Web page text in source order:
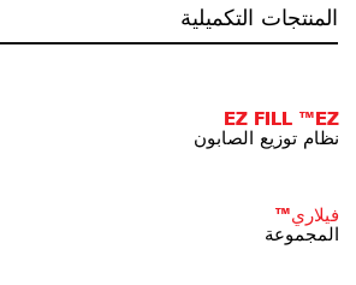
المنتجات التكميلية
EZ FILL ™EZ
نظام توزيع الصابون
فيلاري™
المجموعة